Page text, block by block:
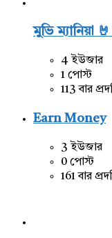
মুভি ম্যানিয়া
4 ইউজার
1 পোস্ট
113 বার
Earn Money
3 ইউজার
0 পোস্ট
161 বার